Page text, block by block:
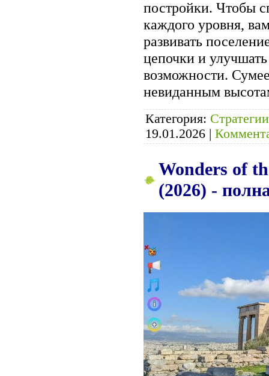
постройки. Чтобы
каждого уровня,
развивать
цепочки и
возможности.
невиданным
Категория: Стратегии
19.01.2026 |
Wonders of
(2026) -